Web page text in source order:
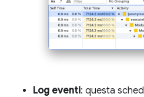
Log eventi: questa